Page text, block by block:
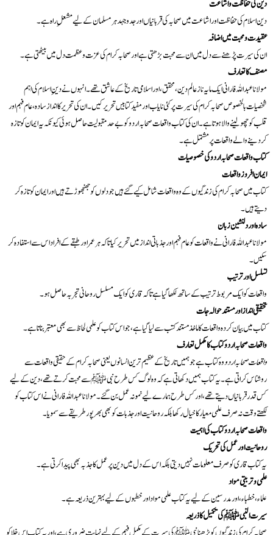
دین کی حفاظت و اشاعت
دین اسلام کی حفاظت اور اشاعت میں صحابہ کی قربانیاں اور جدوجہد ہر مسلمان کے لیے مشعلِ راہ ہے۔
عقیدت و محبت میں اضافہ
ان کی سیرت پڑھنے سے دل میں ان سے محبت بڑھتی ہے اور صحابہ کرام کی عزت و عظمت دل میں بیٹھتی ہے۔
مصنف کا تعارف
مولانا عبداللہ فارانی ایک مایہ ناز عالم دین، محقق، اور اسلامی تاریخ کے عاشق تھے۔ انہوں نے دینِ اسلام کی اہم
شخصیات بالخصوص صحابہ کرام کی سیرت پر کئی نایاب اور مفید کتابیں تحریر کیں۔ ان کی تحریر کا انداز سادہ، عام فہم اور
قلب کو چھو لینے والا ہوتا ہے۔ ان کی کتاب واقعات صحابہ اردو کو بے حد مقبولیت حاصل ہوئی کیونکہ یہ ایمان کو تازہ
کر دینے والے واقعات پر مشتمل ہے۔
کتاب واقعات صحابہ اردو کی خصوصیات
ایمان افروز واقعات
دیتے ہیں۔
سادہ اور دلنشین زبان
سکیں۔
تسلسل اور ترتیب
واقعات کو ایک مربوط ترتیب کے ساتھ لکھا گیا ہے تاکہ قاری کو ایک مسلسل روحانی تجربہ حاصل ہو۔
تحقیقی انداز اور مستند حوالہ جات
کتاب میں بیان کردہ واقعات کا ماخذ مستند کتب سے لیا گیا ہے، جو اس کتاب کو علمی لحاظ سے بھی معتبر بناتا ہے۔
واقعات صحابہ اردو کتاب کا مکمل تعارف
واقعات صحابہ اردووہ کتاب ہے جو ہمیں تاریخ کے عظیم ترین انسانوں یعنی صحابہ کرام کے حقیقی واقعات سے
روشناس کراتی ہے۔ یہ کتاب ہمیں دکھاتی ہے کہ وہ لوگ کس طرح نبی ﷺ سے محبت کرتے تھے، دین کے لیے
کس قدر قربانیاں دیتے تھے، اور کس طرح ہمارے لیے نمونہ عمل بن گئے۔ مولانا عبداللہ فارانی نے اس کتاب کو
لکھتے وقت نہ صرف علمی معیار کا خیال رکھا بلکہ روحانیت اور جذبات کو بھی بھرپور طریقے سے سمویا۔
واقعات صحابہ اردو کتاب کی اہمیت
روحانیت اور عمل کی تحریک
یہ کتاب قاری کو صرف معلومات نہیں دیتی بلکہ اس کے دل میں دین پر عمل کا جذبہ بھی پیدا کرتی ہے۔
علمی و تربیتی مواد
علماء، خطباء، اور مدرسین کے لیے یہ کتاب علمی مواد اور خطبوں کے لیے بہترین ذریعہ ہے۔
سیرت النبی ﷺ کی تکمیل کا ذریعہ